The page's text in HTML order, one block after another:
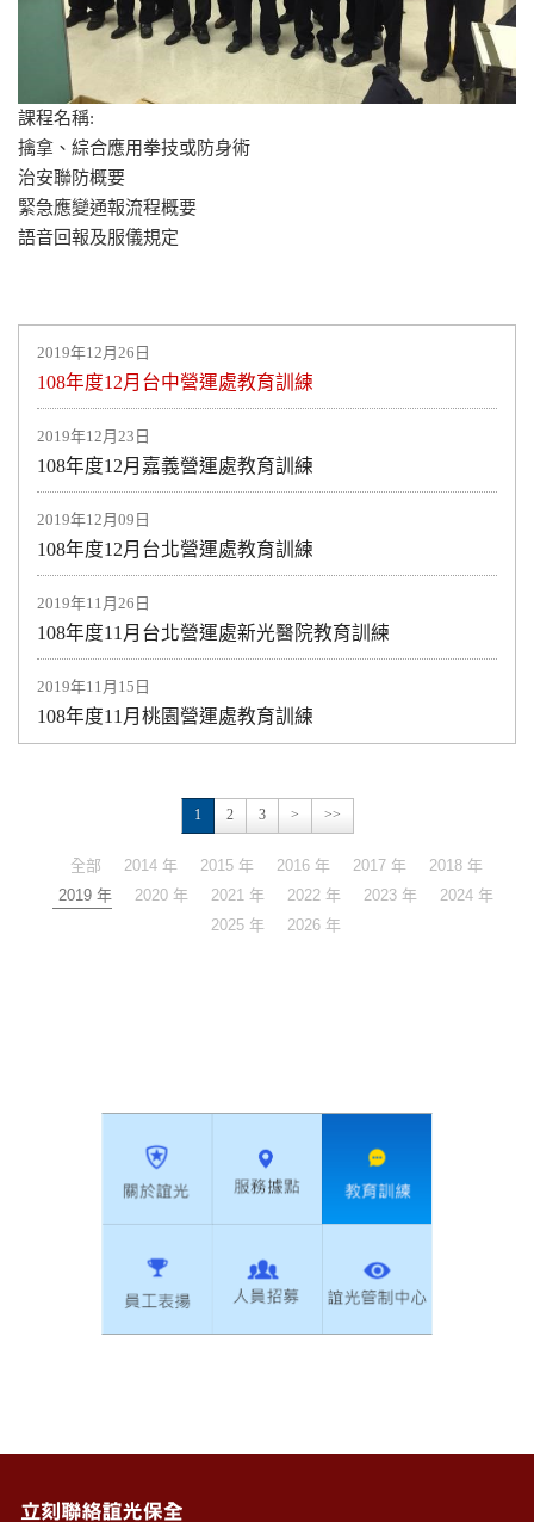
2019年12月26日
108年度12月台中營運處教育訓練
2019年12月23日
108年度12月嘉義營運處教育訓練
2019年12月09日
108年度12月台北營運處教育訓練
2019年11月26日
108年度11月台北營運處新光醫院教育訓練
2019年11月15日
108年度11月桃園營運處教育訓練
1 2 3 > >>
全部 2014 年 2015 年 2016 年 2017 年
2018 年
2019 年
2020 年 2021 年 2022 年 2023 年
2024 年
2025 年
2026 年
課程名稱:
擒拿、綜合應用拳技或防身術
治安聯防概要
緊急應變通報流程概要
語音回報及服儀規定